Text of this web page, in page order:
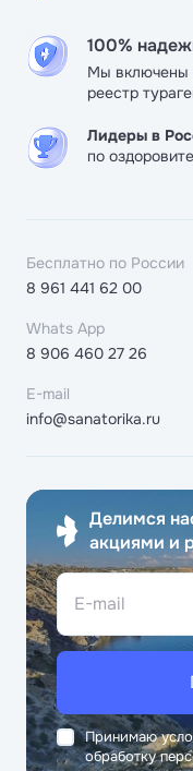
100%
Мы включены
реестр
Лидеры в
по
Бесплатно по России
8 961 441 62 00
Whats App
8 906 460 27 26
E-mail
info@sanatorika.ru
Делимся
акциями и
E-mail
Принимаю
обработку